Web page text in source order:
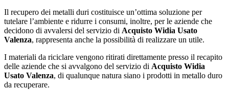
Il recupero dei metalli duri costituisce un’ottima soluzione per
tutelare l’ambiente e ridurre i consumi, inoltre, per le aziende che
decidono di avvalersi del servizio di Acquisto Widia Usato
Valenza, rappresenta anche la possibilità di realizzare un utile.
I materiali da riciclare vengono ritirati direttamente presso il recapito
delle aziende che si avvalgono del servizio di Acquisto Widia
Usato Valenza, di qualunque natura siano i prodotti in metallo duro
da recuperare.